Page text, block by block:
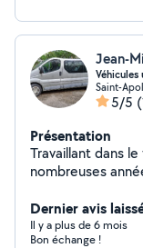
Jean-
Saint-
5/5
Présentation
Travaillant dans
nombreuses
location de mes
voiture ainsi que
sont que vous
Dernier avis
Il y a plus de 6 mois
Bon échange !